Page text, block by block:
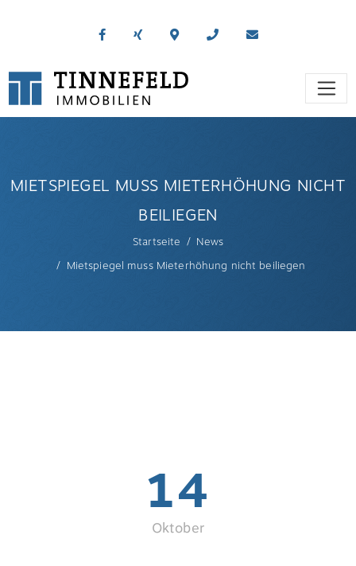
MIETSPIEGEL MUSS MIETERHÖHUNG NICHT
BEILIEGEN
Startseite
News
Mietspiegel muss Mieterhöhung nicht beiliegen
14
Oktober